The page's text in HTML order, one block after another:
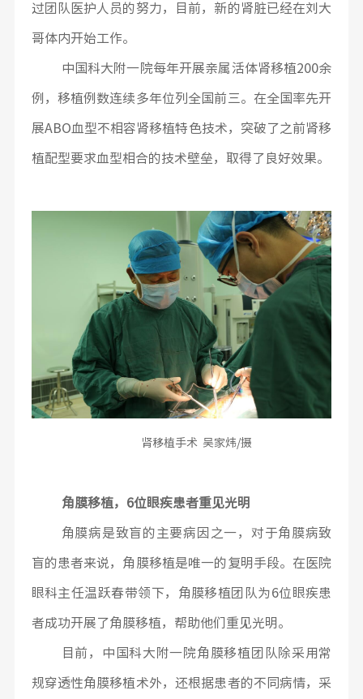
过团队医护人员的努力，目前，新的肾脏已经在刘大
哥体内开始工作。
中国科大附一院每年开展亲属活体肾移植200余
例，移植例数连续多年位列全国前三。在全国率先开
展ABO血型不相容肾移植特色技术，突破了之前肾移
植配型要求血型相合的技术壁垒，取得了良好效果。
肾移植手术 吴家炜/摄
角膜移植，6位眼疾患者重见光明
角膜病是致盲的主要病因之一，对于角膜病致
盲的患者来说，角膜移植是唯一的复明手段。在医院
眼科主任温跃春带领下，角膜移植团队为6位眼疾患
者成功开展了角膜移植，帮助他们重见光明。
目前，中国科大附一院角膜移植团队除采用常
规穿透性角膜移植术外，还根据患者的不同病情，采